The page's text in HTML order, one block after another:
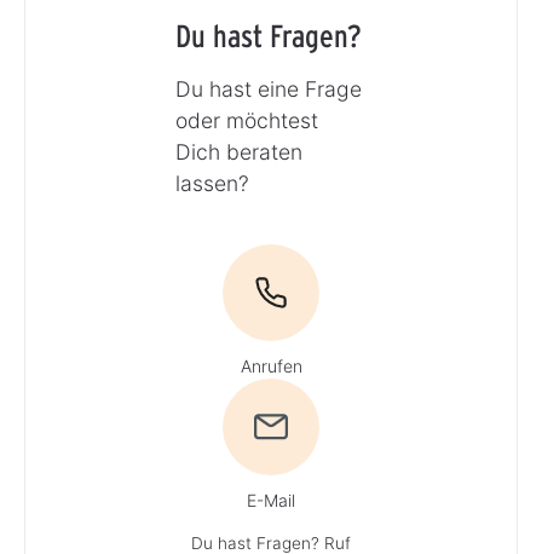
Du hast Fragen?
Du hast eine Frage
oder möchtest
Dich beraten
lassen?
Anrufen
E-Mail
Du hast Fragen? Ruf